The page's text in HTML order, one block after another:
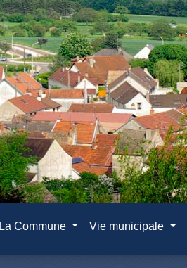
La Commune Vie municipale